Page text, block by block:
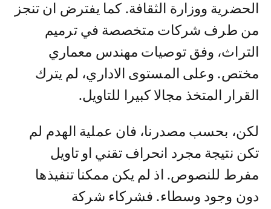
الحضرية ووزارة الثقافة. كما يفترض ان تنجز
من طرف شركات متخصصة في ترميم
التراث، وفق توصيات مهندس معماري
مختص. وعلى المستوى الاداري، لم يترك
القرار المتخذ مجالا كبيرا للتاويل.
لكن، بحسب مصدرنا، فان عملية الهدم لم
تكن نتيجة مجرد انحراف تقني او تاويل
مفرط للنصوص. اذ لم يكن ممكنا تنفيذها
دون وجود وسطاء. فشركاء شركة